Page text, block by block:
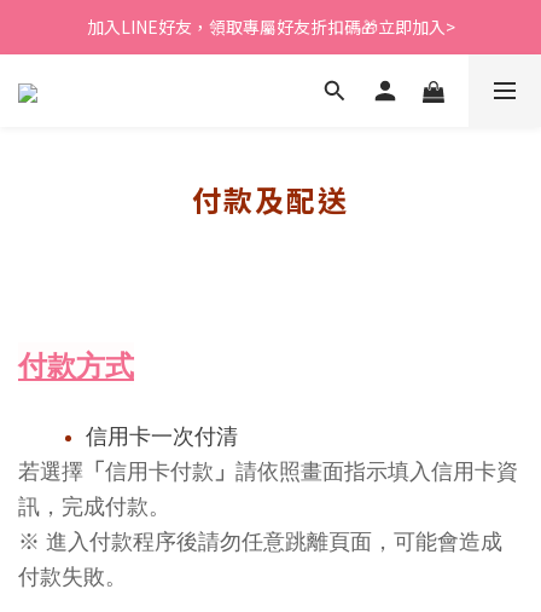
新會員送$200購物金⭐會員消費筆筆回饋1%紅利購物金
加入LINE好友，領取專屬好友折扣碼🎁立即加入>
新會員送$200購物金⭐會員消費筆筆回饋1%紅利購物金
付款及配送
付款方式
信用卡一次付清
若選擇 「 信用卡付款 」 請依照畫面指示填入信用卡資
訊，完成付款。
※ 進入付款程序後請勿任意跳離頁面，可能會造成
付款失敗。